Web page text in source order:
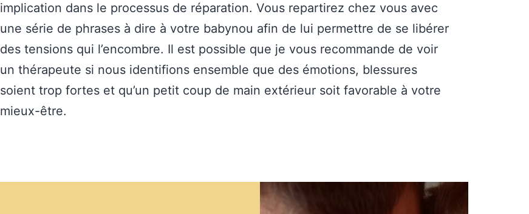
implication dans le processus de réparation. Vous repartirez chez vous avec
une série de phrases à dire à votre babynou afin de lui permettre de se libérer
des tensions qui l’encombre. Il est possible que je vous recommande de voir
un thérapeute si nous identifions ensemble que des émotions, blessures
soient trop fortes et qu’un petit coup de main extérieur soit favorable à votre
mieux-être.